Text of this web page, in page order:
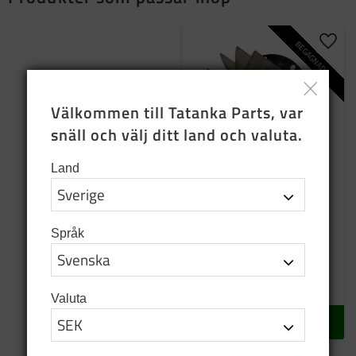
Begagnad fläktmotor
SEK
BEGAGNAD
Välkommen till Tatanka Parts, var
snäll och välj ditt land och valuta.
Land
Språk
Valuta